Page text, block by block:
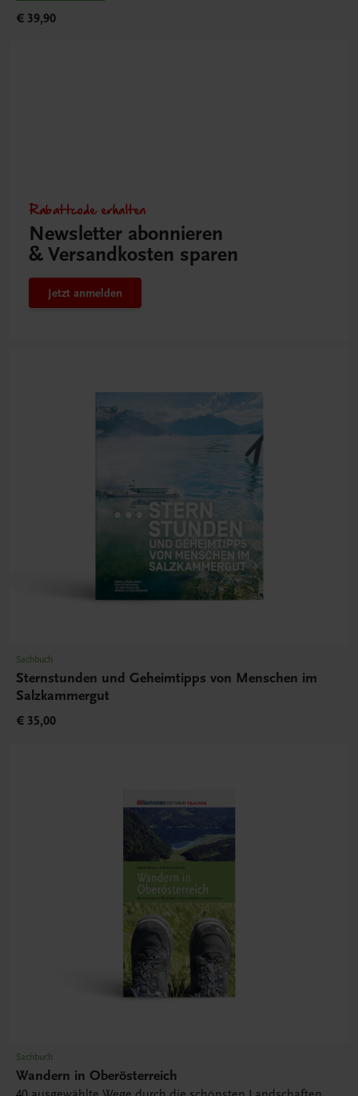
€ 39,90
Rabattcode erhalten
Newsletter abonnieren
& Versandkosten sparen
Jetzt anmelden
Sachbuch
Sternstunden und Geheimtipps von Menschen im
Salzkammergut
€ 35,00
Sachbuch
Wandern in Oberösterreich